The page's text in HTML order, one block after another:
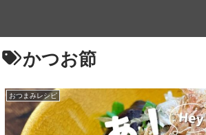
かつお節
おつまみレシピ